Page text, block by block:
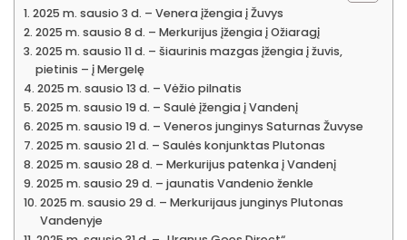
2025 m. sausio 3 d. – Venera įžengia į Žuvys
2025 m. sausio 8 d. – Merkurijus įžengia į Ožiaragį
2025 m. sausio 11 d. – šiaurinis mazgas įžengia į žuvis,
pietinis – į Mergelę
2025 m. sausio 13 d. – Vėžio pilnatis
2025 m. sausio 19 d. – Saulė įžengia į Vandenį
2025 m. sausio 19 d. – Veneros junginys Saturnas Žuvyse
2025 m. sausio 21 d. – Saulės konjunktas Plutonas
2025 m. sausio 28 d. – Merkurijus patenka į Vandenį
2025 m. sausio 29 d. – jaunatis Vandenio ženkle
2025 m. sausio 29 d. – Merkurijaus junginys Plutonas
Vandenyje